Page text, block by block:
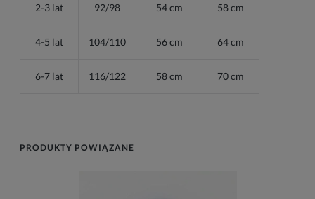
2-3 lat 92/98 54 cm 58 cm
4-5 lat 104/110 56 cm 64 cm
6-7 lat 116/122 58 cm 70 cm
PRODUKTY POWIĄZANE